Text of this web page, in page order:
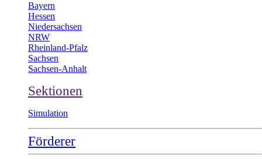
Bayern
Hessen
Niedersachsen
NRW
Rheinland-Pfalz
Sachsen
Sachsen-Anhalt
Sektionen
Simulation
Förderer